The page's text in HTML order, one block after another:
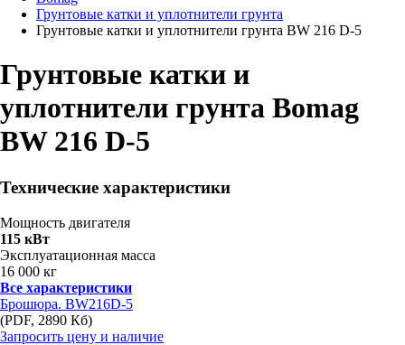
Грунтовые катки и уплотнители грунта
Грунтовые катки и уплотнители грунта BW 216 D-5
Грунтовые катки и
уплотнители грунта Bomag
BW 216 D-5
Технические характеристики
Мощность двигателя
115 кВт
Эксплуатационная масса
16 000 кг
Все характеристики
Брошюра. BW216D-5
(PDF, 2890 Кб)
Запросить цену и наличие